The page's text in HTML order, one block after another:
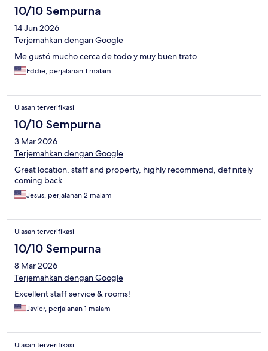
10/10 Sempurna
14 Jun 2026
Terjemahkan dengan Google
Me gustó mucho cerca de todo y muy buen trato
Eddie, perjalanan 1 malam
Ulasan terverifikasi
10/10 Sempurna
3 Mar 2026
Terjemahkan dengan Google
Great location, staff and property, highly recommend, definitely
coming back
Jesus, perjalanan 2 malam
Ulasan terverifikasi
10/10 Sempurna
8 Mar 2026
Terjemahkan dengan Google
Excellent staff service & rooms!
Javier, perjalanan 1 malam
Ulasan terverifikasi